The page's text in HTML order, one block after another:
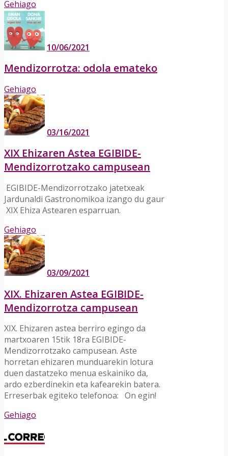
Gehiago
10/06/2021
Mendizorrotza: odola emateko
Gehiago
03/16/2021
XIX Ehizaren Astea EGIBIDE-
Mendizorrotzako campusean
­ EGIBIDE-Mendizorrotzako jatetxeak
Jardunaldi Gastronomikoa izango du gaur
XIX Ehiza Astearen esparruan.
Gehiago
03/09/2021
XIX. Ehizaren Astea EGIBIDE-
Mendizorrotza campusean
XIX. Ehizaren astea berriro egingo da
martxoaren 15tik 18ra EGIBIDE-
Mendizorrotzako campusean. Aste
horretan ehizaren munduarekin lotura
duen dastatzeko menua eskainiko da,
ardo ezberdinekin eta kafearekin batera.
Erreserbak egiteko telefonoa: On egin!
Gehiago